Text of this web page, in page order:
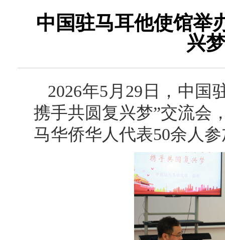
中国驻马耳他使馆举
兴
2026年5月29日，中国
携手共圆复兴梦”交流会
马华侨华人代表50余人